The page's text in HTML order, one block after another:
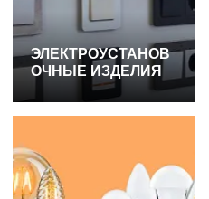
ЭЛЕКТРОУСТАНОВ
ОЧНЫЕ ИЗДЕЛИЯ